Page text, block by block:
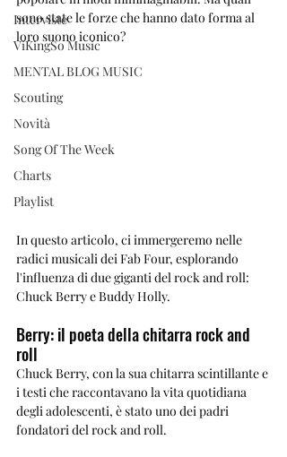
Interviste
ViKingSo Music
MENTAL BLOG MUSIC
Scouting
Novità
Song Of The Week
Charts
Playlist
sono state le forze che hanno dato forma al
loro suono iconico?
In questo articolo, ci immergeremo nelle
radici musicali dei Fab Four, esplorando
l'influenza di due giganti del rock and roll:
Chuck Berry e Buddy Holly.
Berry: il poeta della chitarra rock and
roll
Chuck Berry, con la sua chitarra scintillante e
i testi che raccontavano la vita quotidiana
degli adolescenti, è stato uno dei padri
fondatori del rock and roll.